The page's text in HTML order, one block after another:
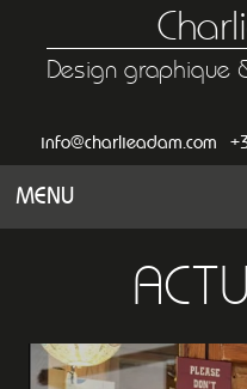
Design graphique
info@charlieadam.com
MENU